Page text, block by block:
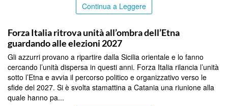
Continua a Leggere
Forza Italia ritrova unità all’ombra dell’Etna
guardando alle elezioni 2027
Gli azzurri provano a ripartire dalla Sicilia orientale e lo fanno
cercando l’unità dispersa in questi anni. Forza Italia rilancia l’unità
sotto l’Etna e avvia il percorso politico e organizzativo verso le
sfide del 2027. Si è svolta stamattina a Catania una riunione alla
quale hanno pa...